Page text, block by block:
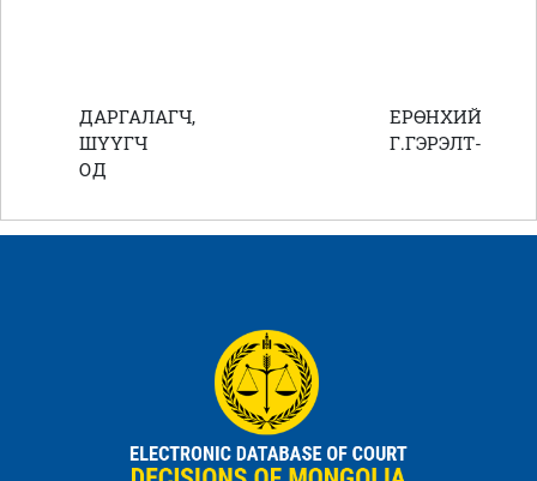
ДАРГАЛАГЧ, ЕРӨНХИЙ
ШҮҮГЧ Г.ГЭРЭЛТ-
ОД